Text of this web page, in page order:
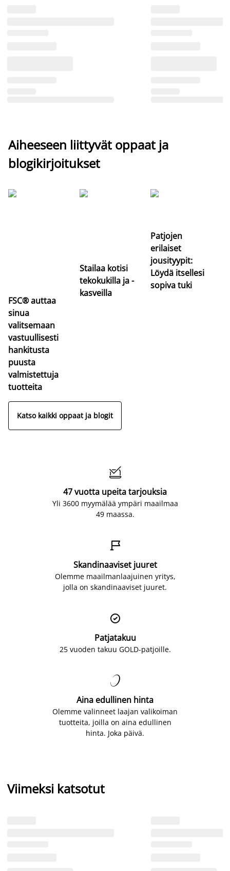
Aiheeseen liittyvät oppaat ja
blogikirjoitukset
FSC® auttaa
sinua
valitsemaan
vastuullisesti
hankitusta
puusta
valmistettuja
tuotteita
Stailaa kotisi
tekokukilla ja -
kasveilla
Patjojen
erilaiset
jousityypit:
Löydä itsellesi
sopiva tuki
Katso kaikki oppaat ja blogit

47 vuotta upeita tarjouksia
Yli 3600 myymälää ympäri maailmaa
49 maassa.

Skandinaaviset juuret
Olemme maailmanlaajuinen yritys,
jolla on skandinaaviset juuret.

Patjatakuu
25 vuoden takuu GOLD-patjoille.

Aina edullinen hinta
Olemme valinneet laajan valikoiman
tuotteita, joilla on aina edullinen
hinta. Joka päivä.
Viimeksi katsotut